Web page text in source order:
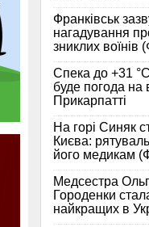
Франківськ
нагадування
зниклих
Спека до +31
буде погода на
Прикарпатті
На горі Синяк
Києва:
його медикам
Медсестра
Городенки
найкращих в